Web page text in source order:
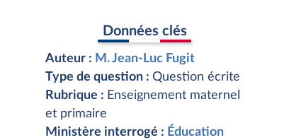
Données clés
Auteur : M. Jean-Luc Fugit
Type de question : Question écrite
Rubrique : Enseignement maternel
et primaire
Ministère interrogé : Éducation